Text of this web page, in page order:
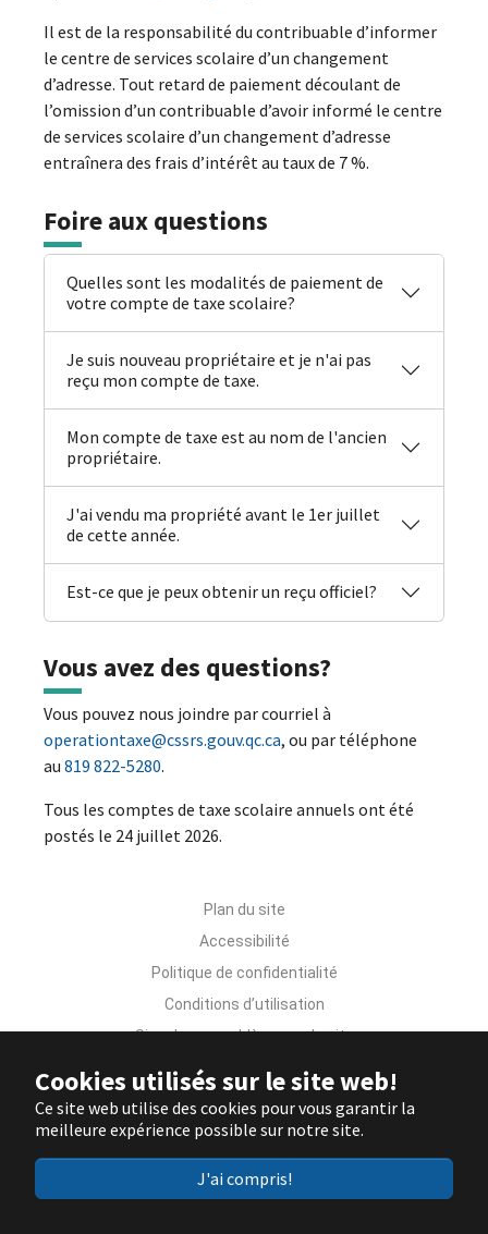
Cookies utilisés sur le site web!
Ce site web utilise des cookies pour vous garantir la
meilleure expérience possible sur notre site.
J'ai compris!
Il est de la responsabilité du contribuable d’informer
le centre de services scolaire d’un changement
d’adresse. Tout retard de paiement découlant de
l’omission d’un contribuable d’avoir informé le centre
de services scolaire d’un changement d’adresse
entraînera des frais d’intérêt au taux de 7 %.
Foire aux questions
Quelles sont les modalités de paiement de
votre compte de taxe scolaire?
Je suis nouveau propriétaire et je n'ai pas
reçu mon compte de taxe.
Mon compte de taxe est au nom de l'ancien
propriétaire.
J'ai vendu ma propriété avant le 1er juillet
de cette année.
Est-ce que je peux obtenir un reçu officiel?
Vous avez des questions?
Vous pouvez nous joindre par courriel à
operationtaxe@cssrs.gouv.qc.ca, ou par téléphone
au 819 822-5280.
Tous les comptes de taxe scolaire annuels ont été
postés le 24 juillet 2026.
Plan du site
Accessibilité
Politique de confidentialité
Conditions d’utilisation
Signaler un problème sur le site
Nous joindre
Ministère de l'Éducation du Québec